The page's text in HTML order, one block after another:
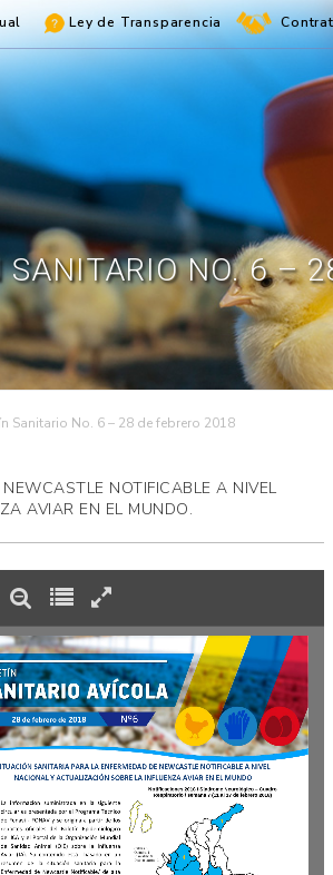
Ley de Transparencia
SANITARIO NO. 6 –
Sanitario No. 6 – 28 de febrero 2018
NOTIFICABLE A NIVEL
AVIAR EN EL MUNDO.